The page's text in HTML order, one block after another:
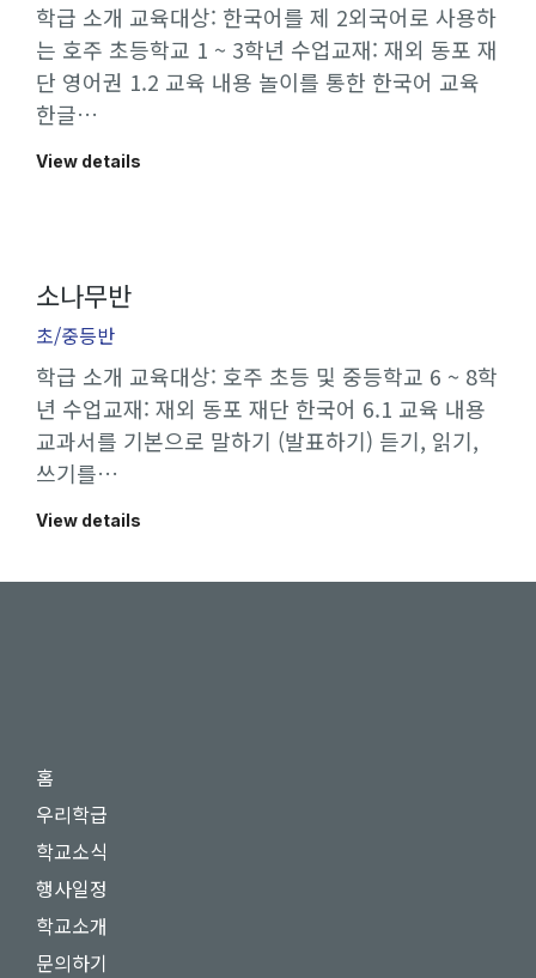
학급 소개 교육대상: 한국어를 제 2외국어로 사용하
는 호주 초등학교 1 ~ 3학년 수업교재: 재외 동포 재
단 영어권 1.2 교육 내용 놀이를 통한 한국어 교육
한글…
View details
소나무반
초/중등반
학급 소개 교육대상: 호주 초등 및 중등학교 6 ~ 8학
년 수업교재: 재외 동포 재단 한국어 6.1 교육 내용
교과서를 기본으로 말하기 (발표하기) 듣기, 읽기,
쓰기를…
View details
홈
우리학급
학교소식
행사일정
학교소개
문의하기